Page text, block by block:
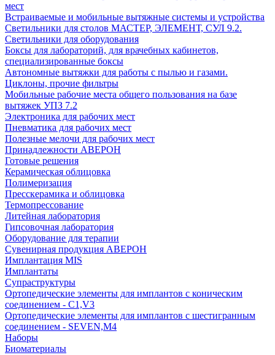
мест
Встраиваемые и мобильные вытяжные системы и устройства
Светильники для столов МАСТЕР, ЭЛЕМЕНТ, СУЛ 9.2.
Светильники для оборудования
Боксы для лабораторий, для врачебных кабинетов,
специализированные боксы
Автономные вытяжки для работы с пылью и газами.
Циклоны, прочие фильтры
Мобильные рабочие места общего пользования на базе
вытяжек УПЗ 7.2
Электроника для рабочих мест
Пневматика для рабочих мест
Полезные мелочи для рабочих мест
Принадлежности АВЕРОН
Готовые решения
Керамическая облицовка
Полимеризация
Пресскерамика и облицовка
Термопрессование
Литейная лаборатория
Гипсовочная лаборатория
Оборудование для терапии
Сувенирная продукция АВЕРОН
Имплантация MIS
Имплантаты
Супраструктуры
Ортопедические элементы для имплантов с коническим
соединением - C1,V3
Ортопедические элементы для имплантов с шестигранным
соединением - SEVEN,M4
Наборы
Биоматериалы